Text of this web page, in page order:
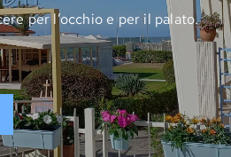
per l’occhio e per il palato.